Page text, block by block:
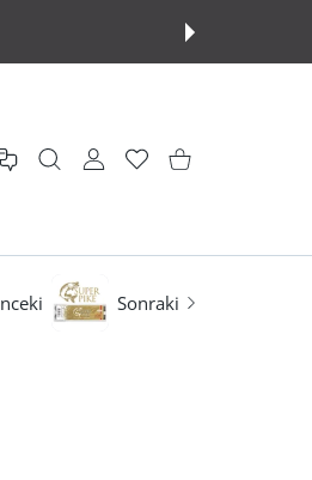
KULLANICI HESABI
istek listesiAlışveriş Sepeti
Önceki Sonraki